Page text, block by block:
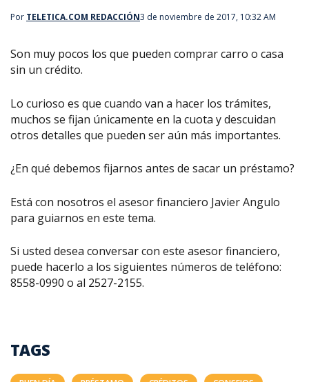
Por TELETICA.COM REDACCIÓN3 de noviembre de 2017, 10:32 AM
Son muy pocos los que pueden comprar carro o casa
sin un crédito.
Lo curioso es que cuando van a hacer los trámites,
muchos se fijan únicamente en la cuota y descuidan
otros detalles que pueden ser aún más importantes.
¿En qué debemos fijarnos antes de sacar un préstamo?
Está con nosotros el asesor financiero Javier Angulo
para guiarnos en este tema.
Si usted desea conversar con este asesor financiero,
puede hacerlo a los siguientes números de teléfono:
8558-0990 o al 2527-2155.
TAGS